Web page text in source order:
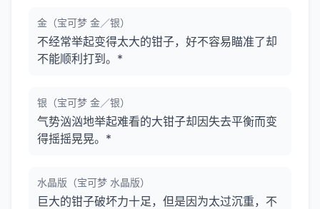
金（宝可梦 金／银）
不经常举起变得太大的钳子，好不容易瞄准了却
不能顺利打到。*
银（宝可梦 金／银）
气势汹汹地举起难看的大钳子却因失去平衡而变
得摇摇晃晃。*
水晶版（宝可梦 水晶版）
巨大的钳子破坏力十足，但是因为太过沉重，不